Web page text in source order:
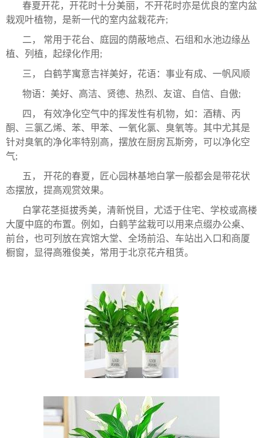
春夏开花，开花时十分美丽，不开花时亦是优良的室内盆
栽观叶植物，是新一代的室内盆栽花卉;
二， 常用于花台、庭园的荫蔽地点、石组和水池边缘丛
植、列植，起绿化作用;
三， 白鹤芋寓意吉祥美好，花语：事业有成、一帆风顺
物语：美好、高洁、贤德、热烈、友谊、自信、自傲;
四， 有效净化空气中的挥发性有机物，如：酒精、丙
酮、三氯乙烯、苯、甲苯、一氧化氯、臭氧等。其中尤其是
针对臭氧的净化率特别高，摆放在厨房瓦斯旁，可以净化空
气;
五， 开花的春夏，匠心园林基地白掌一般都会是带花状
态摆放，提高观赏效果。
白掌花茎挺拔秀美，清新悦目，尤适于住宅、学校或高楼
大厦中庭的布置。例如，白鹤芋盆栽可以用来点缀办公桌、
前台，也可列放在宾馆大堂、全场前沿、车站出入口和商厦
橱窗，显得高雅俊美，常用于北京花卉租赁。